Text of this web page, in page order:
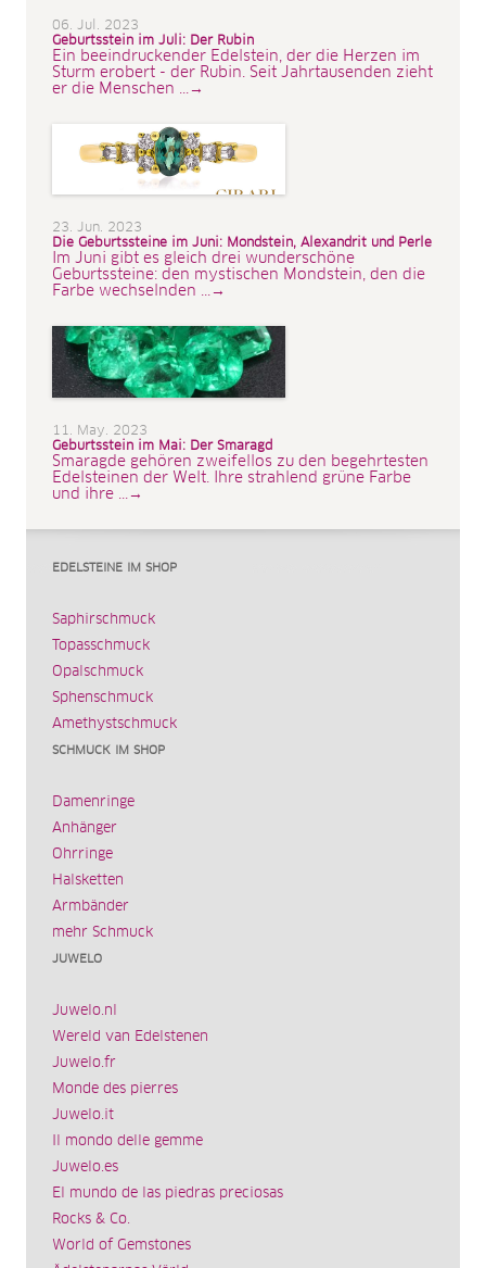
06. Jul. 2023
Geburtsstein im Juli: Der Rubin
Ein beeindruckender Edelstein, der die Herzen im
Sturm erobert - der Rubin. Seit Jahrtausenden zieht
er die Menschen ...→
23. Jun. 2023
Die Geburtssteine im Juni: Mondstein, Alexandrit und Perle
Im Juni gibt es gleich drei wunderschöne
Geburtssteine: den mystischen Mondstein, den die
Farbe wechselnden ...→
11. May. 2023
Geburtsstein im Mai: Der Smaragd
Smaragde gehören zweifellos zu den begehrtesten
Edelsteinen der Welt. Ihre strahlend grüne Farbe
und ihre ...→
EDELSTEINE IM SHOP
Saphirschmuck
Topasschmuck
Opalschmuck
Sphenschmuck
Amethystschmuck
SCHMUCK IM SHOP
Damenringe
Anhänger
Ohrringe
Halsketten
Armbänder
mehr Schmuck
JUWELO
Juwelo.nl
Wereld van Edelstenen
Juwelo.fr
Monde des pierres
Juwelo.it
Il mondo delle gemme
Juwelo.es
El mundo de las piedras preciosas
Rocks & Co.
World of Gemstones